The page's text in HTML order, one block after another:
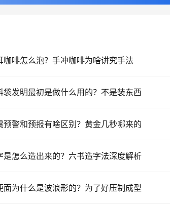
咖啡怎么泡？手冲咖啡为啥讲究手法
袋发明最初是做什么用的？不是装东西
预警和预报有啥区别？黄金几秒哪来的
是怎么造出来的？六书造字法深度解析
面为什么是波浪形的？为了好压制成型